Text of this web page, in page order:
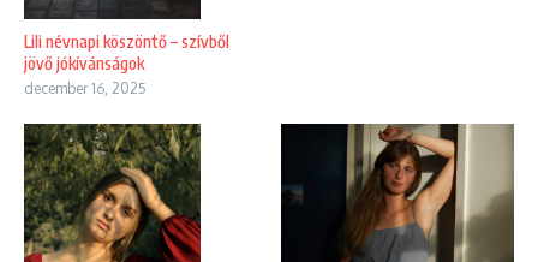
Lili névnapi köszöntő – szívből
jövő jókívánságok
december 16, 2025